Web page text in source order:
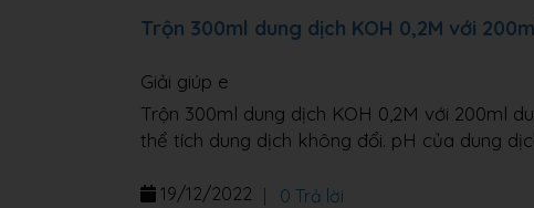
Trộn 300ml dung dịch KOH 0,2M với
Giải giúp e
Trộn 300ml dung dịch KOH 0,2M với 200ml
thể tích dung dịch không đổi. pH của dung
19/12/2022 0 Trả lời